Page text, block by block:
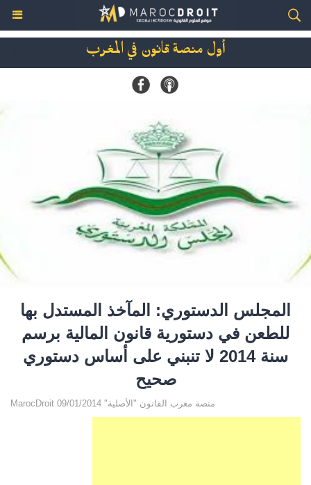
أول منصة قانون في المغرب
المجلس الدستوري: المآخذ المستدل بها
للطعن في دستورية قانون المالية برسم
سنة 2014 لا تنبني على أساس دستوري
صحيح
MarocDroit منصة مغرب القانون "الأصلية" 09/01/2014